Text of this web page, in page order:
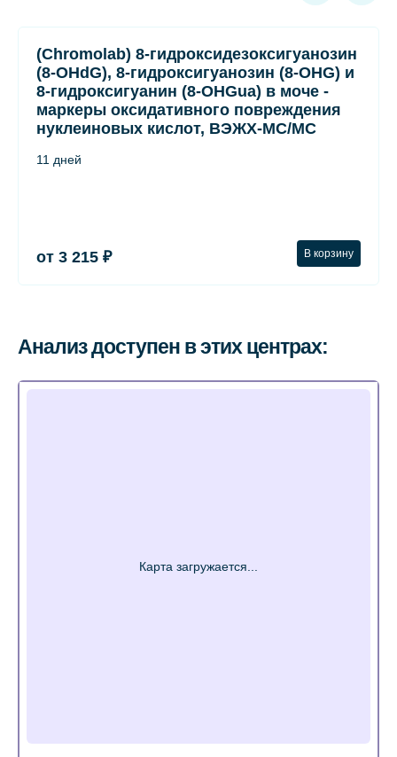
(Chromolab) 8-гидроксидезоксигуанозин
(8-OHdG), 8-гидроксигуанозин (8-OHG) и
8-гидроксигуанин (8-OHGua) в моче -
маркеры оксидативного повреждения
нуклеиновых кислот, ВЭЖХ-МС/МС
11 дней
от 3 215 ₽ В корзину
Анализ доступен в этих центрах: